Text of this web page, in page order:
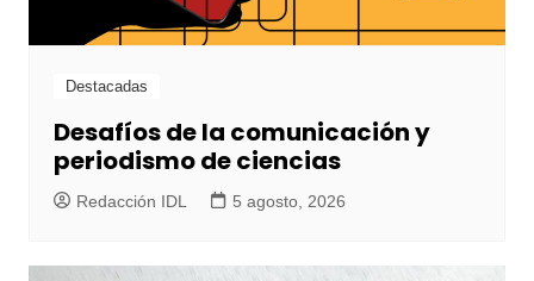
Destacadas
Desafíos de la comunicación y
periodismo de ciencias
Redacción IDL 5 agosto, 2026